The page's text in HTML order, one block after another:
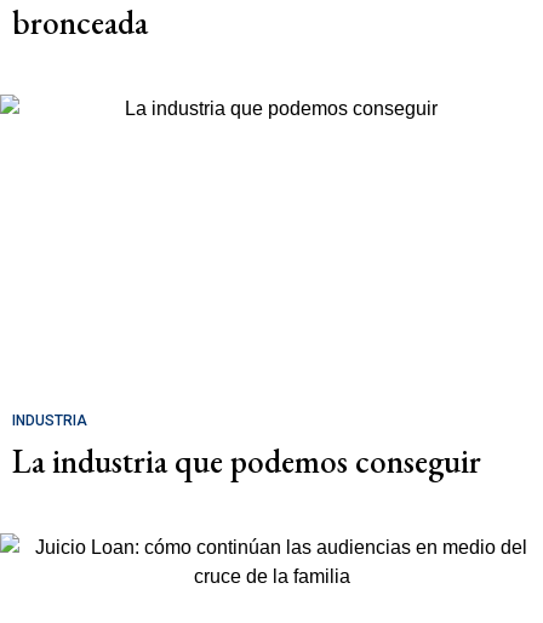
bronceada
INDUSTRIA
La industria que podemos conseguir